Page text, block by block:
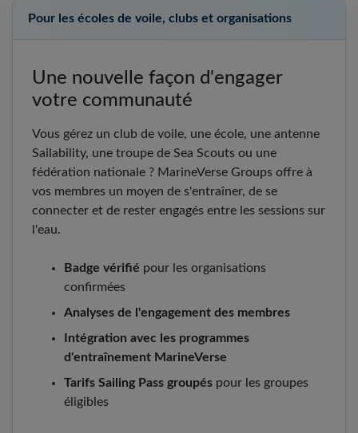
Pour les écoles de voile, clubs et organisations
Une nouvelle façon d'engager
votre communauté
Vous gérez un club de voile, une école, une antenne
Sailability, une troupe de Sea Scouts ou une
fédération nationale ? MarineVerse Groups offre à
vos membres un moyen de s'entraîner, de se
connecter et de rester engagés entre les sessions sur
l'eau.
Badge vérifié pour les organisations
confirmées
Analyses de l'engagement des membres
Intégration avec les programmes
d'entraînement MarineVerse
Tarifs Sailing Pass groupés pour les groupes
éligibles